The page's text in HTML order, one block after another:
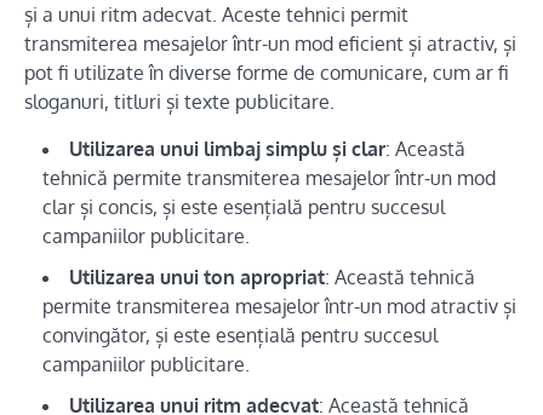
și a unui ritm adecvat. Aceste tehnici permit
transmiterea mesajelor într-un mod eficient și atractiv, și
pot fi utilizate în diverse forme de comunicare, cum ar fi
sloganuri, titluri și texte publicitare.
Utilizarea unui limbaj simplu și clar: Această
tehnică permite transmiterea mesajelor într-un mod
clar și concis, și este esențială pentru succesul
campaniilor publicitare.
Utilizarea unui ton apropriat: Această tehnică
permite transmiterea mesajelor într-un mod atractiv și
convingător, și este esențială pentru succesul
campaniilor publicitare.
Utilizarea unui ritm adecvat: Această tehnică